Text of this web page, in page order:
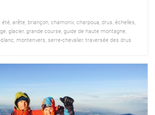
été, arête, briançon chamonix, charpoua drus échelles
, glacier, grande course, guide de haute montagne,
montenvers serre-chevalier, traversée des drus